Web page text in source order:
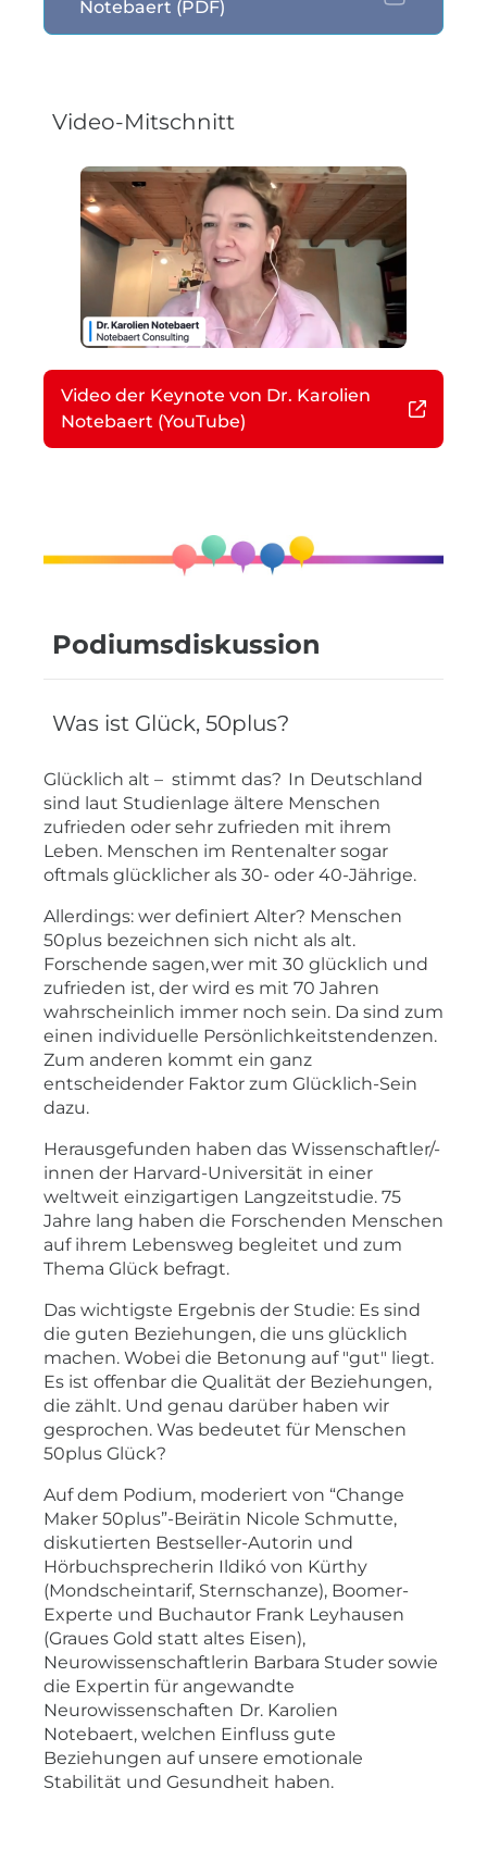
Notebaert (PDF)
Video-Mitschnitt
Video der Keynote von Dr. Karolien
Notebaert (YouTube)
Podiumsdiskussion
Was ist Glück, 50plus?
Glücklich alt – stimmt das? In Deutschland
sind laut Studienlage ältere Menschen
zufrieden oder sehr zufrieden mit ihrem
Leben. Menschen im Rentenalter sogar
oftmals glücklicher als 30- oder 40-Jährige.
Allerdings: wer definiert Alter? Menschen
50plus bezeichnen sich nicht als alt.
Forschende sagen, wer mit 30 glücklich und
zufrieden ist, der wird es mit 70 Jahren
wahrscheinlich immer noch sein. Da sind zum
einen individuelle Persönlichkeitstendenzen.
Zum anderen kommt ein ganz
entscheidender Faktor zum Glücklich-Sein
dazu.
Herausgefunden haben das Wissenschaftler/-
innen der Harvard-Universität in einer
weltweit einzigartigen Langzeitstudie. 75
Jahre lang haben die Forschenden Menschen
auf ihrem Lebensweg begleitet und zum
Thema Glück befragt.
Das wichtigste Ergebnis der Studie: Es sind
die guten Beziehungen, die uns glücklich
machen. Wobei die Betonung auf "gut" liegt.
Es ist offenbar die Qualität der Beziehungen,
die zählt. Und genau darüber haben wir
gesprochen. Was bedeutet für Menschen
50plus Glück?
Auf dem Podium, moderiert von “Change
Maker 50plus”-Beirätin Nicole Schmutte,
diskutierten Bestseller-Autorin und
Hörbuchsprecherin Ildikó von Kürthy
(Mondscheintarif, Sternschanze), Boomer-
Experte und Buchautor Frank Leyhausen
(Graues Gold statt altes Eisen),
Neurowissenschaftlerin Barbara Studer sowie
die Expertin für angewandte
Neurowissenschaften Dr. Karolien
Notebaert, welchen Einfluss gute
Beziehungen auf unsere emotionale
Stabilität und Gesundheit haben.